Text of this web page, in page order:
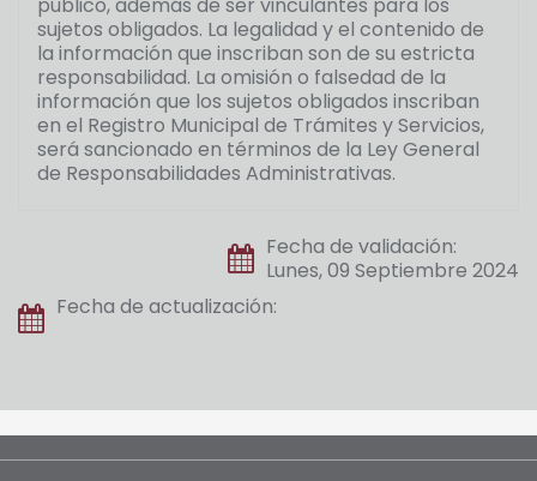
público, además de ser vinculantes para los
sujetos obligados. La legalidad y el contenido de
la información que inscriban son de su estricta
responsabilidad. La omisión o falsedad de la
información que los sujetos obligados inscriban
en el Registro Municipal de Trámites y Servicios,
será sancionado en términos de la Ley General
de Responsabilidades Administrativas.
Fecha de validación:
Lunes, 09 Septiembre 2024
Fecha de actualización: